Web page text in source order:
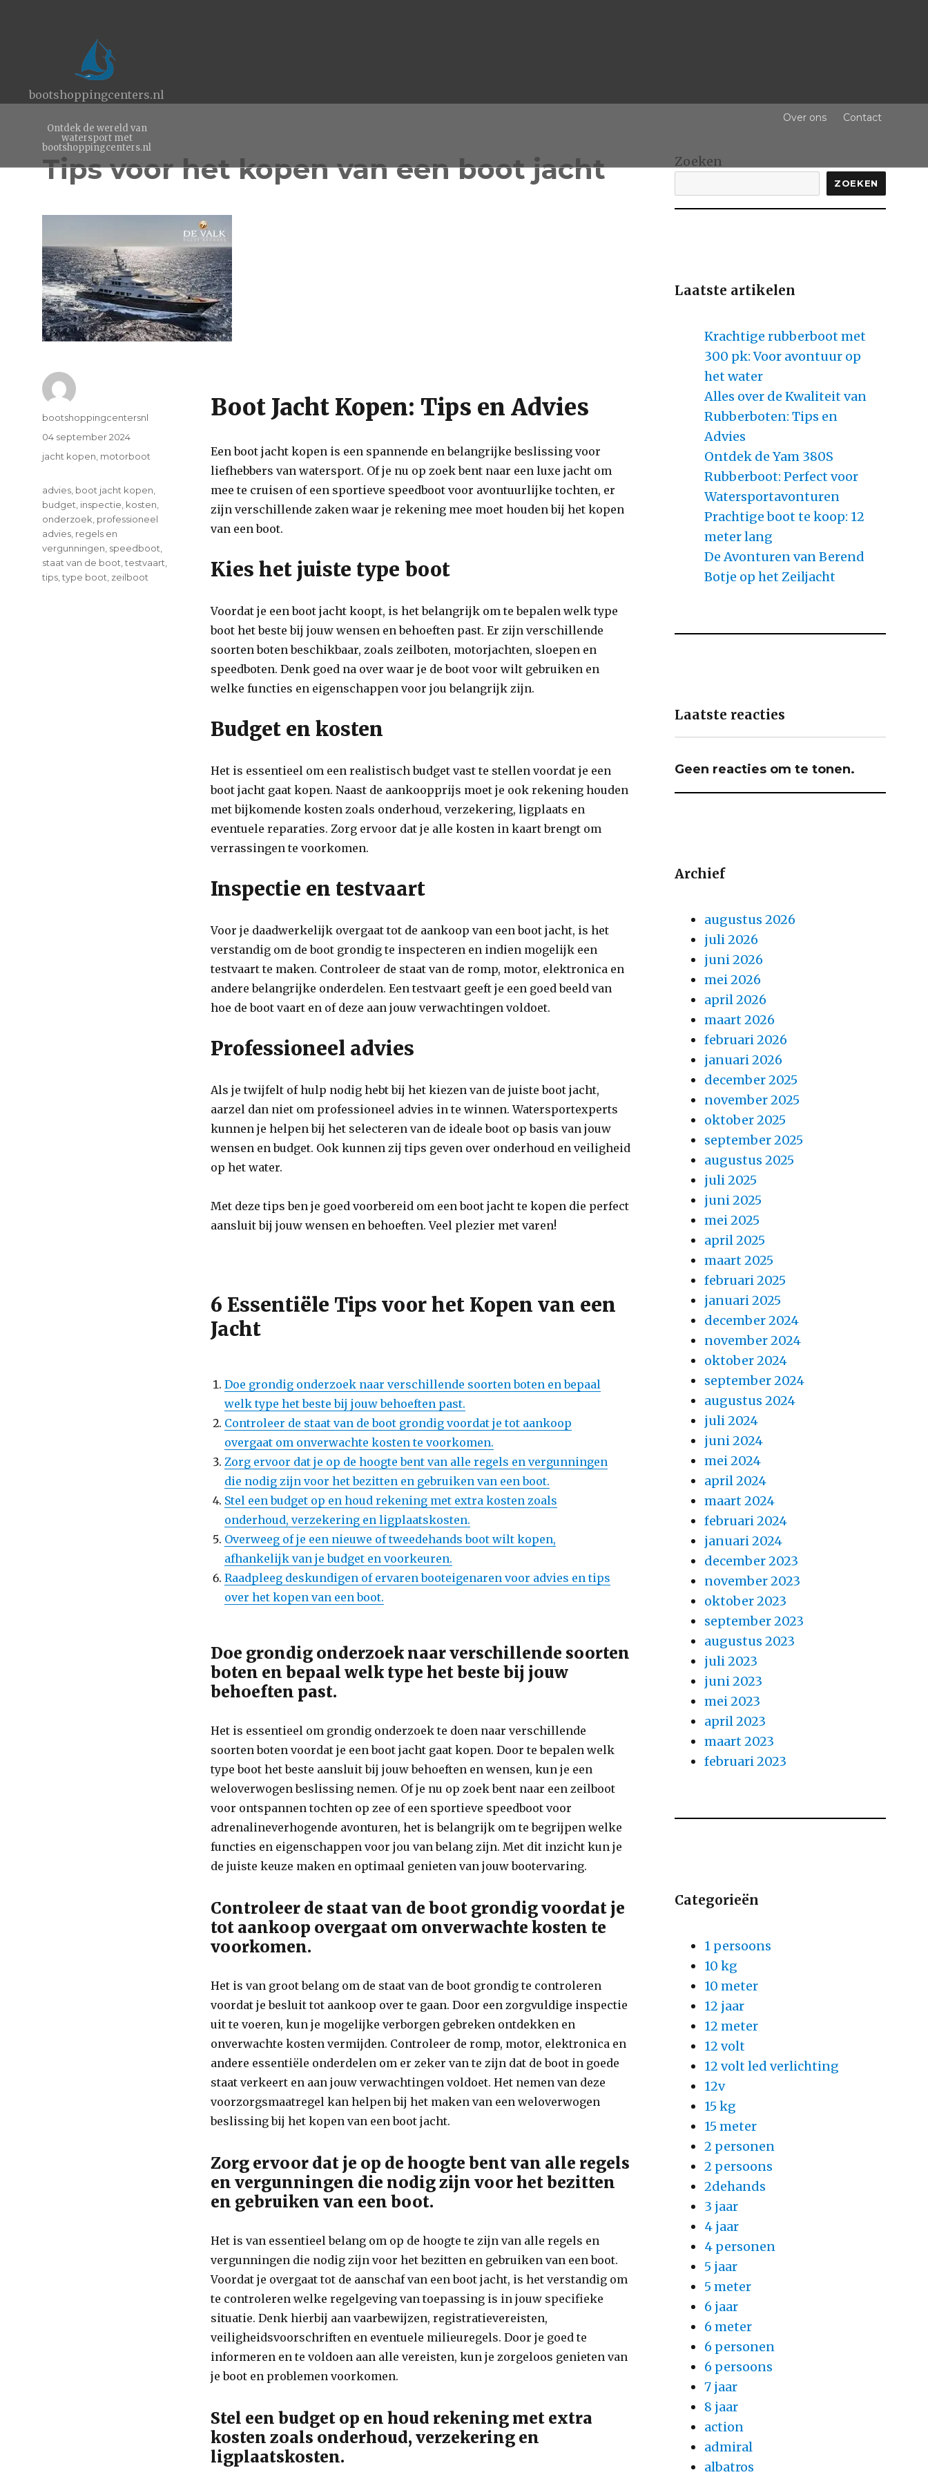
bootshoppingcenters.nl
Ontdek de wereld van
watersport met
bootshoppingcenters.nl
Over ons Contact
Tips voor het kopen van een boot jacht
Boot Jacht Kopen: Tips en Advies
Een boot jacht kopen is een spannende en belangrijke beslissing voor
liefhebbers van watersport. Of je nu op zoek bent naar een luxe jacht om
mee te cruisen of een sportieve speedboot voor avontuurlijke tochten, er
zijn verschillende zaken waar je rekening mee moet houden bij het kopen
van een boot.
Kies het juiste type boot
Voordat je een boot jacht koopt, is het belangrijk om te bepalen welk type
boot het beste bij jouw wensen en behoeften past. Er zijn verschillende
soorten boten beschikbaar, zoals zeilboten, motorjachten, sloepen en
speedboten. Denk goed na over waar je de boot voor wilt gebruiken en
welke functies en eigenschappen voor jou belangrijk zijn.
Budget en kosten
Het is essentieel om een realistisch budget vast te stellen voordat je een
boot jacht gaat kopen. Naast de aankoopprijs moet je ook rekening houden
met bijkomende kosten zoals onderhoud, verzekering, ligplaats en
eventuele reparaties. Zorg ervoor dat je alle kosten in kaart brengt om
verrassingen te voorkomen.
Inspectie en testvaart
Voor je daadwerkelijk overgaat tot de aankoop van een boot jacht, is het
verstandig om de boot grondig te inspecteren en indien mogelijk een
testvaart te maken. Controleer de staat van de romp, motor, elektronica en
andere belangrijke onderdelen. Een testvaart geeft je een goed beeld van
hoe de boot vaart en of deze aan jouw verwachtingen voldoet.
Professioneel advies
Als je twijfelt of hulp nodig hebt bij het kiezen van de juiste boot jacht,
aarzel dan niet om professioneel advies in te winnen. Watersportexperts
kunnen je helpen bij het selecteren van de ideale boot op basis van jouw
wensen en budget. Ook kunnen zij tips geven over onderhoud en veiligheid
op het water.
Met deze tips ben je goed voorbereid om een boot jacht te kopen die perfect
aansluit bij jouw wensen en behoeften. Veel plezier met varen!
6 Essentiële Tips voor het Kopen van een
Jacht
Doe grondig onderzoek naar verschillende soorten boten en bepaal
welk type het beste bij jouw behoeften past.
Controleer de staat van de boot grondig voordat je tot aankoop
overgaat om onverwachte kosten te voorkomen.
Zorg ervoor dat je op de hoogte bent van alle regels en vergunningen
die nodig zijn voor het bezitten en gebruiken van een boot.
Stel een budget op en houd rekening met extra kosten zoals
onderhoud, verzekering en ligplaatskosten.
Overweeg of je een nieuwe of tweedehands boot wilt kopen,
afhankelijk van je budget en voorkeuren.
Raadpleeg deskundigen of ervaren booteigenaren voor advies en tips
over het kopen van een boot.
Doe grondig onderzoek naar verschillende soorten
boten en bepaal welk type het beste bij jouw
behoeften past.
Het is essentieel om grondig onderzoek te doen naar verschillende
soorten boten voordat je een boot jacht gaat kopen. Door te bepalen welk
type boot het beste aansluit bij jouw behoeften en wensen, kun je een
weloverwogen beslissing nemen. Of je nu op zoek bent naar een zeilboot
voor ontspannen tochten op zee of een sportieve speedboot voor
adrenalineverhogende avonturen, het is belangrijk om te begrijpen welke
functies en eigenschappen voor jou van belang zijn. Met dit inzicht kun je
de juiste keuze maken en optimaal genieten van jouw bootervaring.
Controleer de staat van de boot grondig voordat je
tot aankoop overgaat om onverwachte kosten te
voorkomen.
Het is van groot belang om de staat van de boot grondig te controleren
voordat je besluit tot aankoop over te gaan. Door een zorgvuldige inspectie
uit te voeren, kun je mogelijke verborgen gebreken ontdekken en
onverwachte kosten vermijden. Controleer de romp, motor, elektronica en
andere essentiële onderdelen om er zeker van te zijn dat de boot in goede
staat verkeert en aan jouw verwachtingen voldoet. Het nemen van deze
voorzorgsmaatregel kan helpen bij het maken van een weloverwogen
beslissing bij het kopen van een boot jacht.
Zorg ervoor dat je op de hoogte bent van alle regels
en vergunningen die nodig zijn voor het bezitten
en gebruiken van een boot.
Het is van essentieel belang om op de hoogte te zijn van alle regels en
vergunningen die nodig zijn voor het bezitten en gebruiken van een boot.
Voordat je overgaat tot de aanschaf van een boot jacht, is het verstandig om
te controleren welke regelgeving van toepassing is in jouw specifieke
situatie. Denk hierbij aan vaarbewijzen, registratievereisten,
veiligheidsvoorschriften en eventuele milieuregels. Door je goed te
informeren en te voldoen aan alle vereisten, kun je zorgeloos genieten van
je boot en problemen voorkomen.
Stel een budget op en houd rekening met extra
kosten zoals onderhoud, verzekering en
ligplaatskosten.
Author
bootshoppingcentersnl
Posted
on
04 september 2024
Categories
jacht kopen motorboot
Tags
advies boot jacht kopen
budget inspectie kosten
onderzoek professioneel
advies regels en
vergunningen speedboot
staat van de boot ,testvaart
tips ,type boot zeilboot
Zoeken
ZOEKEN
Laatste artikelen
Krachtige rubberboot met
300 pk: Voor avontuur op
het water
Alles over de Kwaliteit van
Rubberboten: Tips en
Advies
Ontdek de Yam 380S
Rubberboot: Perfect voor
Watersportavonturen
Prachtige boot te koop: 12
meter lang
De Avonturen van Berend
Botje op het Zeiljacht
Laatste reacties
Geen reacties om te tonen.
Archief
augustus 2026
juli 2026
juni 2026
mei 2026
april 2026
maart 2026
februari 2026
januari 2026
december 2025
november 2025
oktober 2025
september 2025
augustus 2025
juli 2025
juni 2025
mei 2025
april 2025
maart 2025
februari 2025
januari 2025
december 2024
november 2024
oktober 2024
september 2024
augustus 2024
juli 2024
juni 2024
mei 2024
april 2024
maart 2024
februari 2024
januari 2024
december 2023
november 2023
oktober 2023
september 2023
augustus 2023
juli 2023
juni 2023
mei 2023
april 2023
maart 2023
februari 2023
Categorieën
1 persoons
10 kg
10 meter
12 jaar
12 meter
12 volt
12 volt led verlichting
12v
15 kg
15 meter
2 personen
2 persoons
2dehands
3 jaar
4 jaar
4 personen
5 jaar
5 meter
6 jaar
6 meter
6 personen
6 persoons
7 jaar
8 jaar
action
admiral
albatros